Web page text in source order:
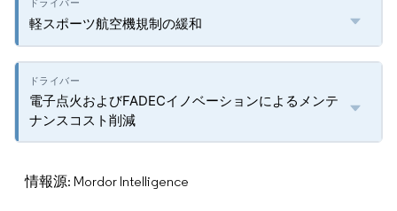
軽スポーツ航空機規制の緩和
電子点火およびFADECイノベーションによるメンテ
ナンスコスト削減
情報源: Mordor Intelligence